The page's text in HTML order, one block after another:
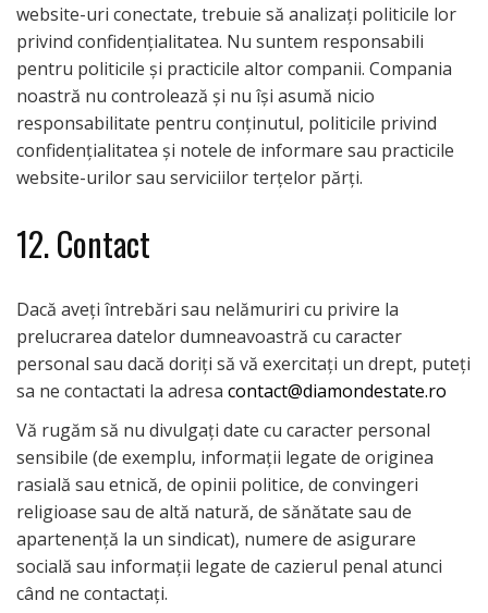
website-uri conectate, trebuie să analizați politicile lor
privind confidențialitatea. Nu suntem responsabili
pentru politicile și practicile altor companii. Compania
noastră nu controlează și nu își asumă nicio
responsabilitate pentru conținutul, politicile privind
confidențialitatea și notele de informare sau practicile
website-urilor sau serviciilor terțelor părți.
12. Contact
Dacă aveți întrebări sau nelămuriri cu privire la
prelucrarea datelor dumneavoastră cu caracter
personal sau dacă doriți să vă exercitați un drept, puteți
sa ne contactati la adresa contact@diamondestate.ro
Vă rugăm să nu divulgați date cu caracter personal
sensibile (de exemplu, informații legate de originea
rasială sau etnică, de opinii politice, de convingeri
religioase sau de altă natură, de sănătate sau de
apartenență la un sindicat), numere de asigurare
socială sau informații legate de cazierul penal atunci
când ne contactați.